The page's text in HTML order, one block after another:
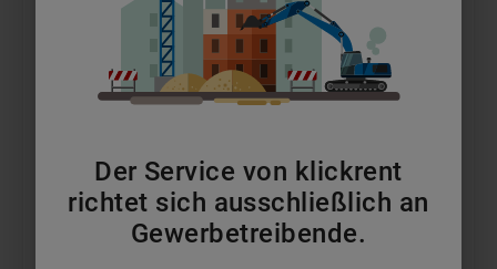
12,0t Frontstapler Diesel
MEHR ERFAHREN
Der Service von klickrent
richtet sich ausschließlich an
Gewerbetreibende.